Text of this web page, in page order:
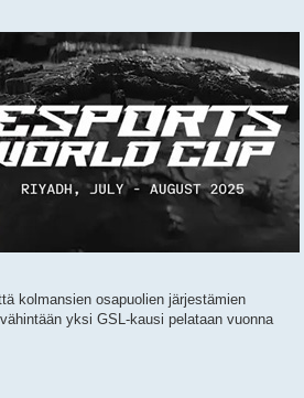
kolmansien osapuolien järjestämien
yksi GSL-kausi pelataan vuonna